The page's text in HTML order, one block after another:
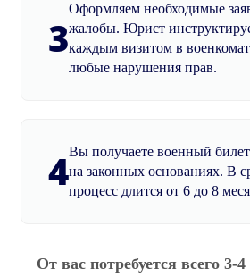
3
Оформляем необходимые
жалобы. Юрист
каждым визитом в военкомат
любые нарушения прав.
4Вы получаете военный
на законных основаниях. В
процесс длится от 6 до 8
От вас потребуется всего